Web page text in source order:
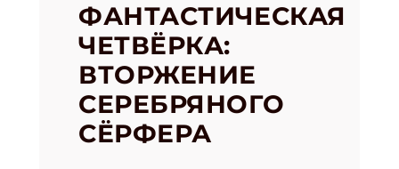
ФАНТАСТИЧЕСКАЯ
ЧЕТВЁРКА:
ВТОРЖЕНИЕ
СЕРЕБРЯНОГО
СЁРФЕРА